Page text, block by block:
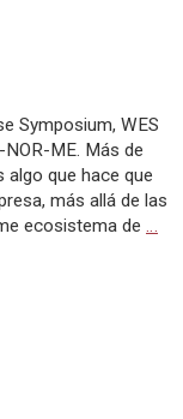
Symposium, WES
ME. Más de
algo que hace que
más allá de las
ecosistema de …